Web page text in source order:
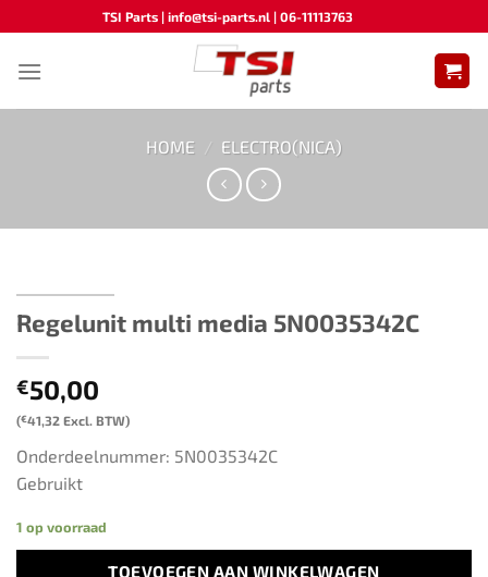
naar
inhoud
TSI Parts | info@tsi-parts.nl | 06-11113763
HOME / ELECTRO(NICA)
Regelunit multi media ​​5N0035342C​ ​​​
€50,00
(€41,32 Excl. BTW)
Onderdeelnummer: 5N0035342C
Gebruikt
1 op voorraad
TOEVOEGEN AAN WINKELWAGEN